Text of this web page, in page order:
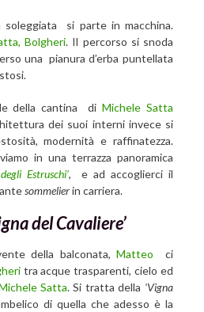
si parte in macchina.
Bolgheri. Il percorso si snoda
una pianura d’erba puntellata
della cantina di Michele Satta
dei suoi interni invece si
modernità e raffinatezza.
in una terrazza panoramica
Estruschi’, e ad accoglierci il
sommelierin carriera.
del Cavaliere’
della balconata, Matteo ci
tra acque trasparenti, cielo ed
Satta. Si tratta della ‘Vigna
di quella che adesso è la